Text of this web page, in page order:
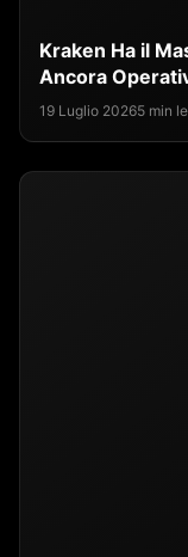
Kraken Ha il
Ancora
19 Luglio 20265 min